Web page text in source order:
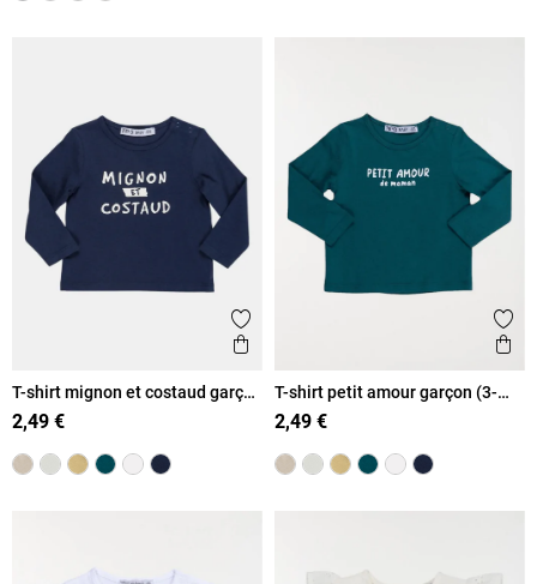
Ajouter aux favoris
Aperçu rapide
T-shirt mignon et costaud garçon
(3-36M)
2,49 €
T-shirt petit amour garçon (3-
36M)
2,49 €